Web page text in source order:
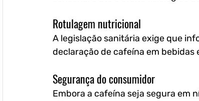
Rotulagem nutricional
A legislação sanitária exige que
declaração de cafeína em
Segurança do consumidor
Embora a cafeína seja segura em